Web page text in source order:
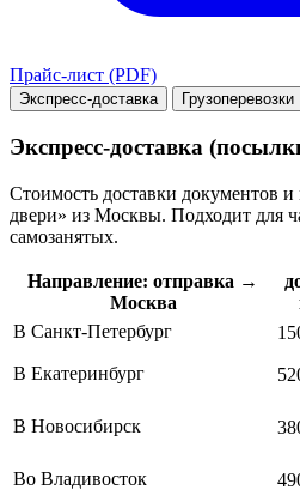
Прайс-лист (PDF)
Экспресс-доставка Грузоперевозки
Экспресс-доставка
Стоимость доставки документов
двери» из Москвы. Подходит для
самозанятых.
Направление: отправка →
Москва
В Санкт-Петербург
В Екатеринбург
В Новосибирск
Во Владивосток